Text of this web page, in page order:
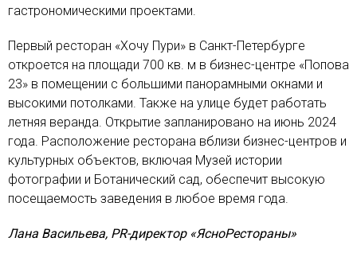
гастрономическими проектами.
Первый ресторан «Хочу Пури» в Санкт-Петербурге
откроется на площади 700 кв. м в бизнес-центре «Попова
23» в помещении с большими панорамными окнами и
высокими потолками. Также на улице будет работать
летняя веранда. Открытие запланировано на июнь 2024
года. Расположение ресторана вблизи бизнес-центров и
культурных объектов, включая Музей истории
фотографии и Ботанический сад, обеспечит высокую
посещаемость заведения в любое время года.
Лана Васильева, PR-директор «ЯсноРестораны»